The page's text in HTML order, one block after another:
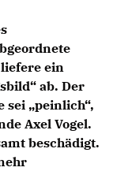
Landtag
ein
ab. Der
sei „peinlich“,
Axel Vogel.
beschädigt.